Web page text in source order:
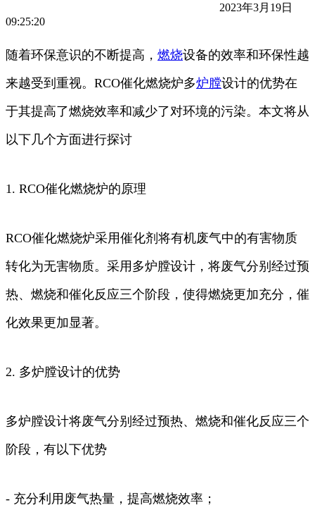
2023年3月19日
09:25:20
随着环保意识的不断提高， 燃烧设备的效率和环保性越
来越受到重视。RCO催化燃烧炉多炉膛设计的优势在
于其提高了燃烧效率和减少了对环境的污染。本文将从
以下几个方面进行探讨
1. RCO催化燃烧炉的原理
RCO催化燃烧炉采用催化剂将有机废气中的有害物质
转化为无害物质。采用多炉膛设计，将废气分别经过预
热、燃烧和催化反应三个阶段，使得燃烧更加充分，催
化效果更加显著。
2. 多炉膛设计的优势
多炉膛设计将废气分别经过预热、燃烧和催化反应三个
阶段，有以下优势
- 充分利用废气热量，提高燃烧效率；